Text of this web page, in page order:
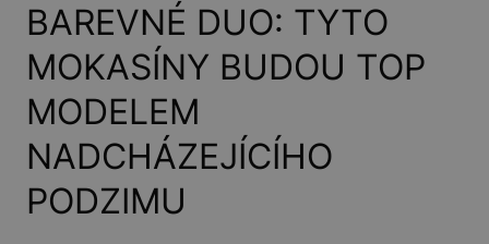
BAREVNÉ DUO: TYTO
MOKASÍNY BUDOU TOP
MODELEM
NADCHÁZEJÍCÍHO
PODZIMU